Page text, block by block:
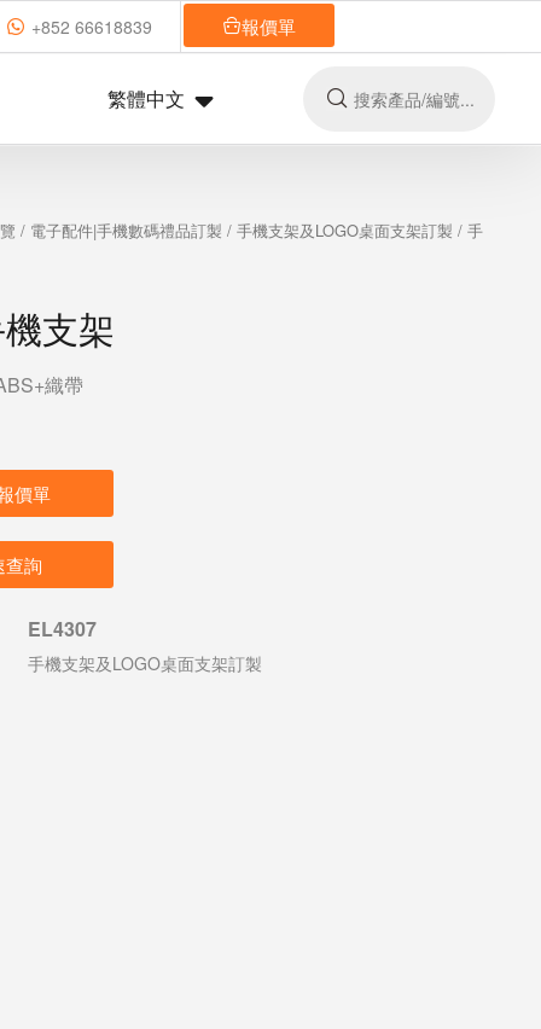
+852 66618839 報價單
繁體中文
/ 電子配件|手機數碼禮品訂製 /手機支架及LOGO桌面支架訂製 / 手
支架
織帶
價單
查詢
EL4307
手機支架及LOGO桌面支架訂製